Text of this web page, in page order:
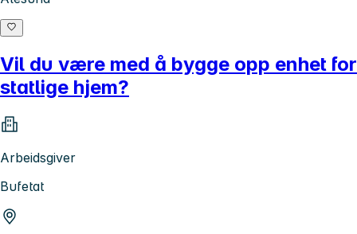
Vil du være med å bygge opp enhet for
statlige hjem?
Arbeidsgiver
Bufetat